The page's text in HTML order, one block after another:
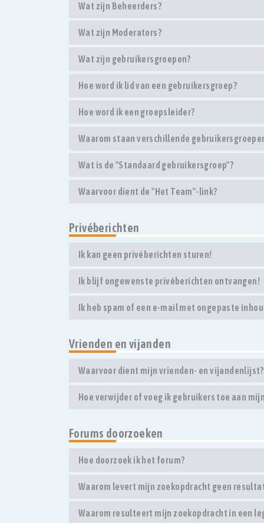
Wat zijn Beheerders?
Wat zijn Moderators?
Wat zijn gebruikersgroepen?
Hoe word ik lid van een gebruikersgroep?
Hoe word ik een groepsleider?
Waarom staan verschillende
Wat is de "Standaard gebruikersgroep"?
Waarvoor dient de "Het Team"-link?
Privéberichten
Ik kan geen privéberichten sturen!
Ik blijf ongewenste privéberichten ontvangen!
Ik heb spam of een e-mail met ongepaste
Vrienden en vijanden
Waarvoor dient mijn vrienden- en vijandenlijst?
Hoe verwijder of voeg ik gebruikers toe aan
Forums doorzoeken
Hoe doorzoek ik het forum?
Waarom levert mijn zoekopdracht geen
Waarom resulteert mijn zoekopdracht in een